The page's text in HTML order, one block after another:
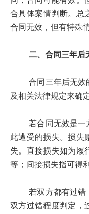
合具体案情判断。总
合同无效，但有特殊
二、合同三年后
合同三年后无效的
及相关法律规定来确定
若合同无效是一方
此遭受的损失。损失
失。直接损失如为履
等；间接损失指可得
若双方都有过错，
双方过错程度判定，